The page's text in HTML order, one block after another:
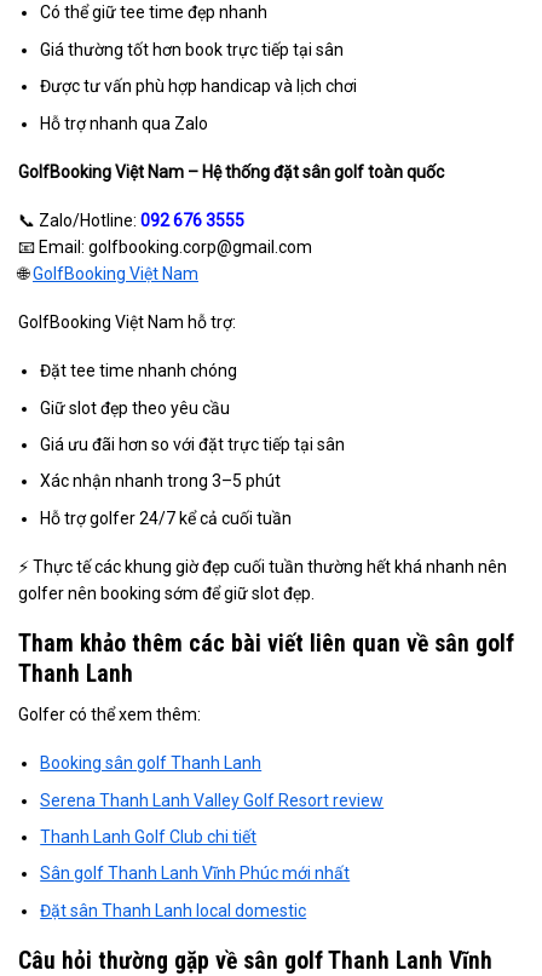
Có thể giữ tee time đẹp nhanh
Giá thường tốt hơn book trực tiếp tại sân
Được tư vấn phù hợp handicap và lịch chơi
Hỗ trợ nhanh qua Zalo
GolfBooking Việt Nam – Hệ thống đặt sân golf toàn quốc
📞 Zalo/Hotline: 092 676 3555
📧 Email: golfbooking.corp@gmail.com
🌐GolfBooking Việt Nam
GolfBooking Việt Nam hỗ trợ:
Đặt tee time nhanh chóng
Giữ slot đẹp theo yêu cầu
Giá ưu đãi hơn so với đặt trực tiếp tại sân
Xác nhận nhanh trong 3–5 phút
Hỗ trợ golfer 24/7 kể cả cuối tuần
⚡ Thực tế các khung giờ đẹp cuối tuần thường hết khá nhanh nên
golfer nên booking sớm để giữ slot đẹp.
Tham khảo thêm các bài viết liên quan về sân golf
Thanh Lanh
Golfer có thể xem thêm:
Booking sân golf Thanh Lanh
Serena Thanh Lanh Valley Golf Resort review
Thanh Lanh Golf Club chi tiết
Sân golf Thanh Lanh Vĩnh Phúc mới nhất
Đặt sân Thanh Lanh local domestic
Câu hỏi thường gặp về sân golf Thanh Lanh Vĩnh